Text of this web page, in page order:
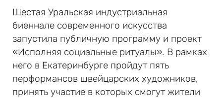
Шестая Уральская индустриальная
биеннале современного искусства
запустила публичную программу и проект
«Исполняя социальные ритуалы». В рамках
него в Екатеринбурге пройдут пять
перформансов швейцарских художников,
принять участие в которых смогут жители